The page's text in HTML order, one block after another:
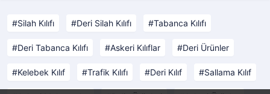
Silah Kılıfı Deri Silah Kılıfı Tabanca Kılıfı
Deri Tabanca Kılıfı Askeri Kılıflar Deri Ürünler
Kelebek Kılıf Trafik Kılıfı Deri Kılıf Sallama Kılıf